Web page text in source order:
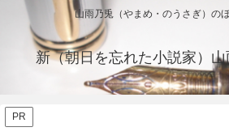
山雨乃兎（やまめ・のうさぎ）の
新（朝日を忘れた小説家）
PR